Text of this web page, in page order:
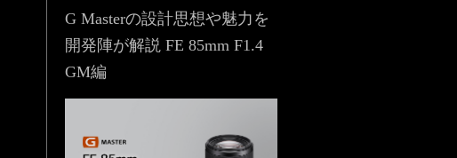
G Masterの設計思想や魅力を
開発陣が解説 FE 85mm F1.4
GM編